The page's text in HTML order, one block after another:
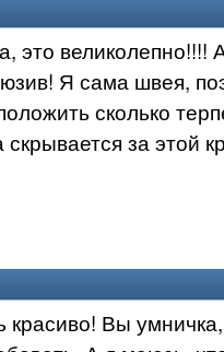
это великолепно!!!!
Я сама швея,
сколько
скрывается за этой
красиво! Вы